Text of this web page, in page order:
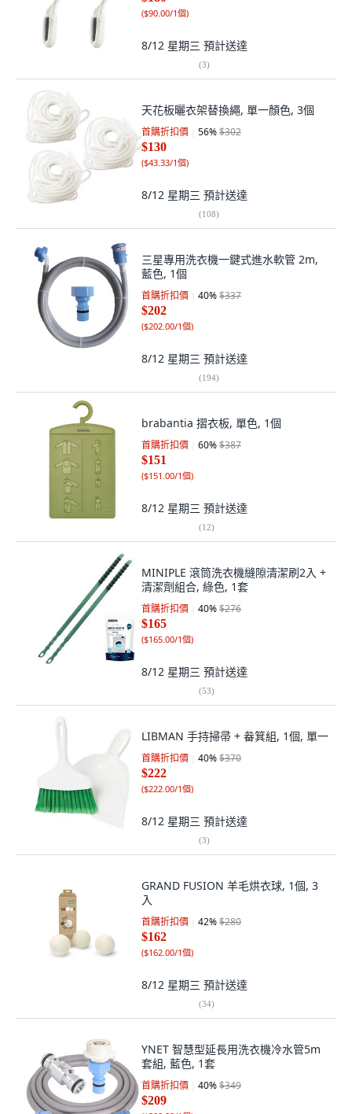
($90.00/1個)
8/12 星期三 預計送達
(3)
天花板曬衣架替換繩, 單一顏色, 3個
首購折扣價 56%$302
$130
($43.33/1個)
8/12 星期三 預計送達
(108)
三星專用洗衣機一鍵式進水軟管 2m,
藍色, 1個
首購折扣價 40%$337
$202
($202.00/1個)
8/12 星期三 預計送達
(194)
brabantia 摺衣板, 單色, 1個
首購折扣價 60%$387
$151
($151.00/1個)
8/12 星期三 預計送達
(12)
MINIPLE 滾筒洗衣機縫隙清潔刷2入 +
清潔劑組合, 綠色, 1套
首購折扣價 40%$276
$165
($165.00/1個)
8/12 星期三 預計送達
(53)
LIBMAN 手持掃帚 + 畚箕組, 1個, 單一
首購折扣價 40%$370
$222
($222.00/1個)
8/12 星期三 預計送達
(3)
GRAND FUSION 羊毛烘衣球, 1個, 3
入
首購折扣價 42%$280
$162
($162.00/1個)
8/12 星期三 預計送達
(34)
YNET 智慧型延長用洗衣機冷水管5m
套組, 藍色, 1套
首購折扣價 40%$349
$209